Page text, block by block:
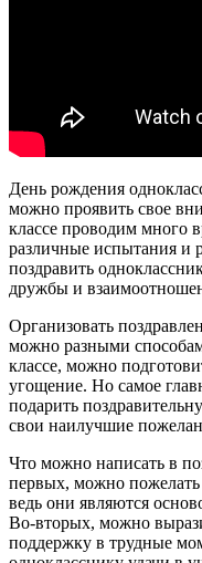
День рождения
можно проявить свое
классе проводим много
различные испытания и
поздравить
дружбы и
Организовать
можно разными
классе, можно
угощение. Но самое
подарить
свои наилучшие
Что можно написать в
первых, можно пожелать
ведь они являются
Во-вторых, можно
поддержку в трудные